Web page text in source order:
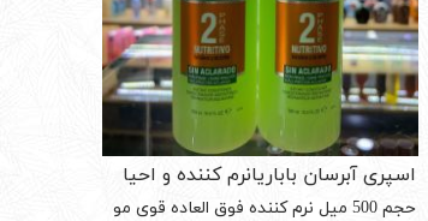
اسپری آبرسان باباریانرم کننده و احیا
کننده مو دوفاز Aloe Veraحجم 500 میل نرم کننده فوق العاده قوی مو